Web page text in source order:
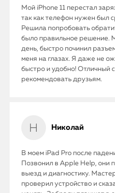
Мой iPhone 11 перестал
так как телефон нужен был
Решила попробовать
было правильное решение.
день, быстро починил
меня на глазах. Я даже не
быстро и удобно! Отличный
рекомендовать друзьям.
Николай
В моем iPad Pro после
Позвонил в Apple Help, они
выезд и диагностику.
проверил устройство и